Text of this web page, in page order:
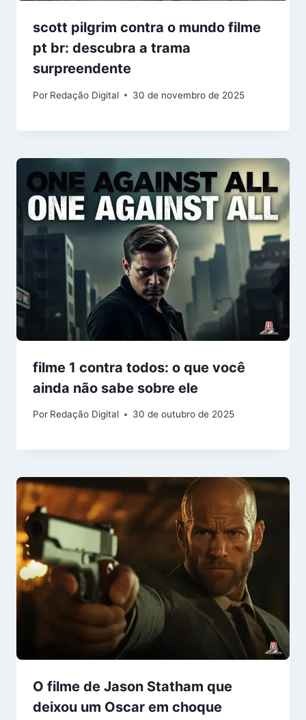
scott pilgrim contra o mundo filme
pt br: descubra a trama
surpreendente
Por Redação Digital 30 de novembro de 2025
filme 1 contra todos: o que você
ainda não sabe sobre ele
Por Redação Digital 30 de outubro de 2025
O filme de Jason Statham que
deixou um Oscar em choque